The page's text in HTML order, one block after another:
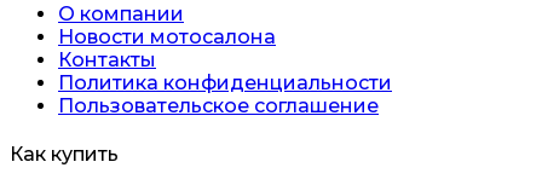
О компании
Новости мотосалона
Контакты
Политика конфиденциальности
Пользовательское соглашение
Как купить